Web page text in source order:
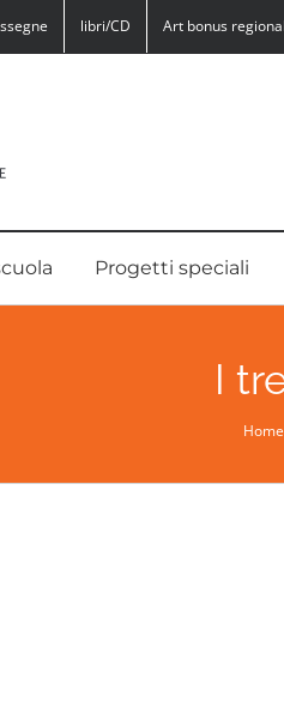
libri/CD Art bonus
Progetti speciali
I
Home